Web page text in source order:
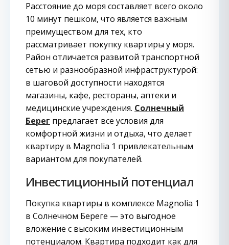
Расстояние до моря составляет всего около
10 минут пешком, что является важным
преимуществом для тех, кто
рассматривает покупку квартиры у моря.
Район отличается развитой транспортной
сетью и разнообразной инфраструктурой:
в шаговой доступности находятся
магазины, кафе, рестораны, аптеки и
медицинские учреждения. Солнечный
Берег предлагает все условия для
комфортной жизни и отдыха, что делает
квартиру в Magnolia 1 привлекательным
вариантом для покупателей.
Инвестиционный потенциал
Покупка квартиры в комплексе Magnolia 1
в Солнечном Береге — это выгодное
вложение с высоким инвестиционным
потенциалом. Квартира подходит как для